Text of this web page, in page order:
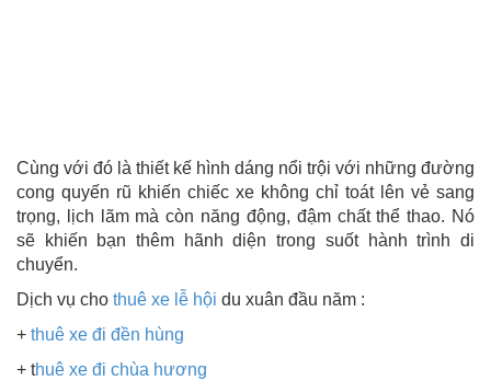
Cùng với đó là thiết kế hình dáng nổi trội với những đường
cong quyến rũ khiến chiếc xe không chỉ toát lên vẻ sang
trọng, lịch lãm mà còn năng động, đậm chất thể thao. Nó
sẽ khiến bạn thêm hãnh diện trong suốt hành trình di
chuyển.
Dịch vụ cho thuê xe lễ hội du xuân đầu năm :
+ thuê xe đi đền hùng
+ thuê xe đi chùa hương